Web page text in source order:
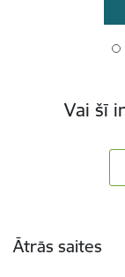
Vai šī
Ātrās saites